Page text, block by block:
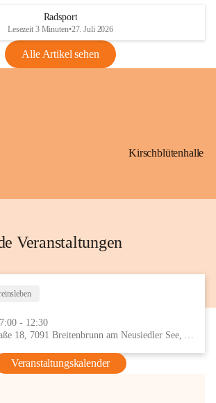
Radsport
Lesezeit 3 Minuten•27. Juli 2026
Alle Artikel sehen
Kirschblütenhalle
Veranstaltungen
- 12:30
Eisenstädter Straße 18, 7091 Breitenbrunn am Neusiedler See, AUT
Veranstaltungskalender